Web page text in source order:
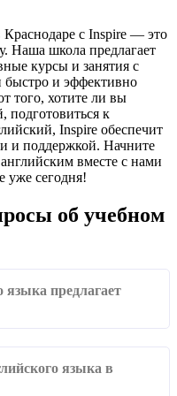
Краснодаре с Inspire — это
Наша школа предлагает
курсы и занятия с
быстро и эффективно
того, хотите ли вы
подготовиться к
Inspire обеспечит
и поддержкой. Начните
вместе с нами
уже сегодня!
об учебном
языка предлагает
широкий выбор
школьников,
языка в